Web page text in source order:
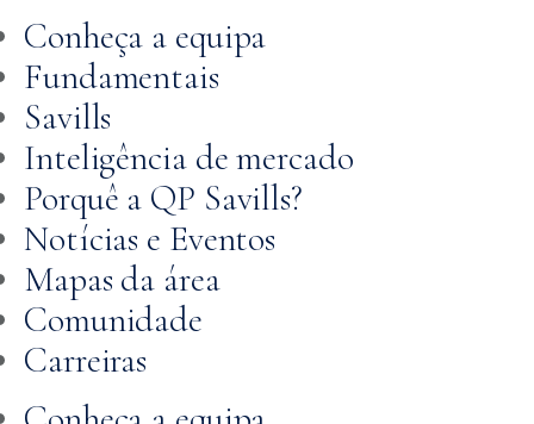
Conheça a equipa
Fundamentais
Savills
Inteligência de mercado
Porquê a QP Savills?
Notícias e Eventos
Mapas da área
Comunidade
Carreiras